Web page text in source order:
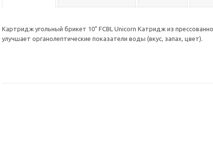
Картридж угольный брикет 10" FCBL Unicorn Катридж из
улучшает органолептические показатели воды (вкус, запах, цвет).